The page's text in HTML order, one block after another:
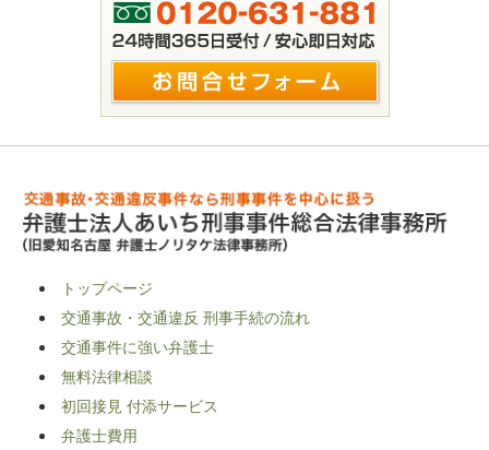
トップページ
交通事故・交通違反 刑事手続の流れ
交通事件に強い弁護士
無料法律相談
初回接見 付添サービス
弁護士費用